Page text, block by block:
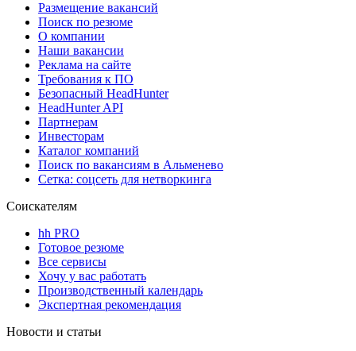
Размещение вакансий
Поиск по резюме
О компании
Наши вакансии
Реклама на сайте
Требования к ПО
Безопасный HeadHunter
HeadHunter API
Партнерам
Инвесторам
Каталог компаний
Поиск по вакансиям в Альменево
Сетка: соцсеть для нетворкинга
Соискателям
hh PRO
Готовое резюме
Все сервисы
Хочу у вас работать
Производственный календарь
Экспертная рекомендация
Новости и статьи